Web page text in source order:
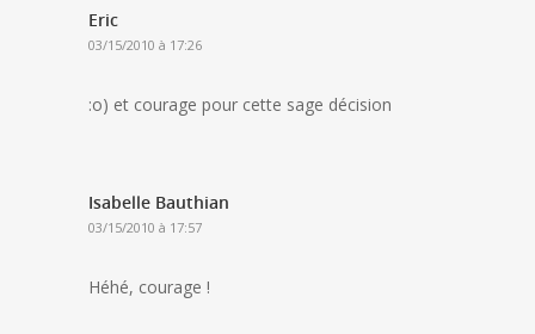
Eric
03/15/2010 à 17:26
:o) et courage pour cette sage décision
Isabelle Bauthian
03/15/2010 à 17:57
Héhé, courage !